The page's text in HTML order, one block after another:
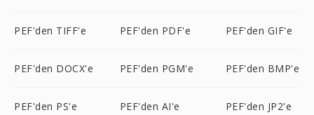
PEF'den TIFF'e PEF'den PDF'e PEF'den GIF'e
PEF'den DOCX'e PEF'den PGM'e PEF'den BMP'e
PEF'den PS'e PEF'den AI'e PEF'den JP2'e